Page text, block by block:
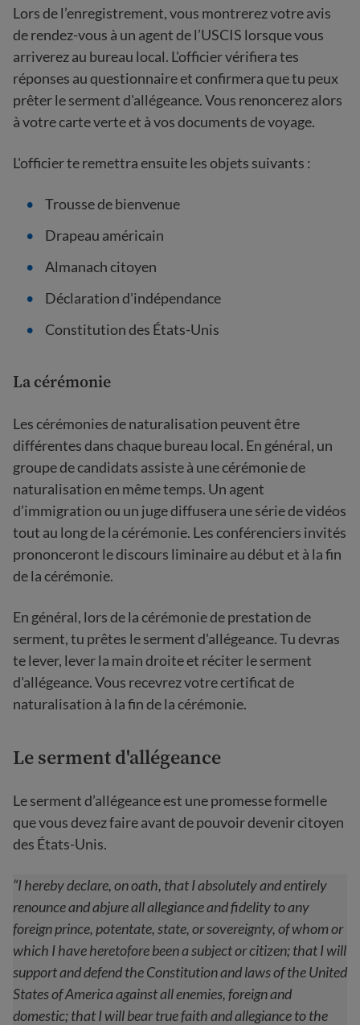
Lors de l’enregistrement, vous montrerez votre avis
de rendez-vous à un agent de l’USCIS lorsque vous
arriverez au bureau local. L'officier vérifiera tes
réponses au questionnaire et confirmera que tu peux
prêter le serment d'allégeance. Vous renoncerez alors
à votre carte verte et à vos documents de voyage.
L'officier te remettra ensuite les objets suivants :
Trousse de bienvenue
Drapeau américain
Almanach citoyen
Déclaration d'indépendance
Constitution des États-Unis
La cérémonie
Les cérémonies de naturalisation peuvent être
différentes dans chaque bureau local. En général, un
groupe de candidats assiste à une cérémonie de
naturalisation en même temps. Un agent
d’immigration ou un juge diffusera une série de vidéos
tout au long de la cérémonie. Les conférenciers invités
prononceront le discours liminaire au début et à la fin
de la cérémonie.
En général, lors de la cérémonie de prestation de
serment, tu prêtes le serment d'allégeance. Tu devras
te lever, lever la main droite et réciter le serment
d'allégeance. Vous recevrez votre certificat de
naturalisation à la fin de la cérémonie.
Le serment d'allégeance
Le serment d’allégeance est une promesse formelle
que vous devez faire avant de pouvoir devenir citoyen
des États-Unis.
“I hereby declare, on oath, that I absolutely and entirely
renounce and abjure all allegiance and fidelity to any
foreign prince, potentate, state, or sovereignty, of whom or
which I have heretofore been a subject or citizen; that I will
support and defend the Constitution and laws of the United
States of America against all enemies, foreign and
domestic; that I will bear true faith and allegiance to the